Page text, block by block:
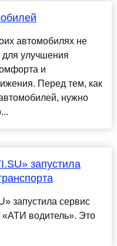
автомобилях не
для улучшения
и
Перед тем, как
нужно
запустила
запустила сервис
«АТИ водитель». Это